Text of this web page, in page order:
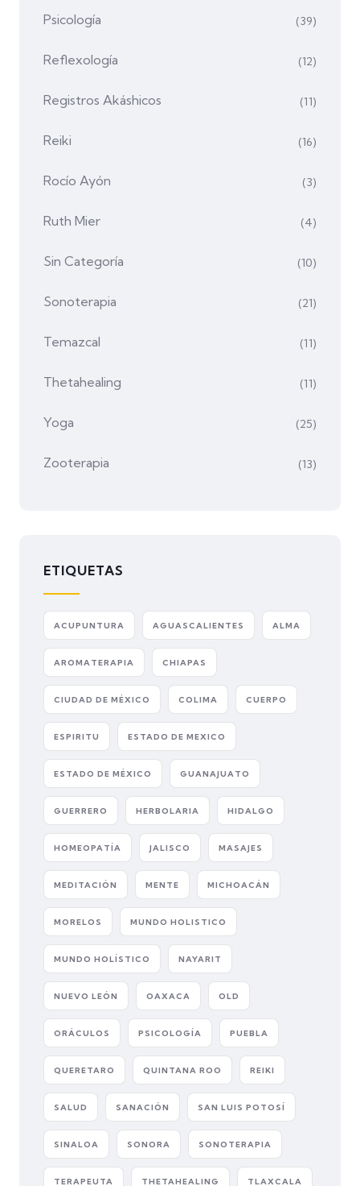
Psicología (39)
Reflexología (12)
Registros Akáshicos (11)
Reiki (16)
Rocío Ayón (3)
Ruth Mier (4)
Sin Categoría (10)
Sonoterapia (21)
Temazcal (11)
Thetahealing (11)
Yoga (25)
Zooterapia (13)
ETIQUETAS
ACUPUNTURA AGUASCALIENTES ALMA
AROMATERAPIA CHIAPAS
CIUDAD DE MÉXICO COLIMA CUERPO
ESPIRITU ESTADO DE MEXICO
ESTADO DE MÉXICO GUANAJUATO
GUERRERO HERBOLARIA HIDALGO
HOMEOPATÍA JALISCO MASAJES
MEDITACIÓN MENTE MICHOACÁN
MORELOS MUNDO HOLISTICO
MUNDO HOLÍSTICO NAYARIT
NUEVO LEÓN OAXACA OLD
ORÁCULOS PSICOLOGÍA PUEBLA
QUERETARO QUINTANA ROO REIKI
SALUD SANACIÓN SAN LUIS POTOSÍ
SINALOA SONORA SONOTERAPIA
TERAPEUTA THETAHEALING TLAXCALA